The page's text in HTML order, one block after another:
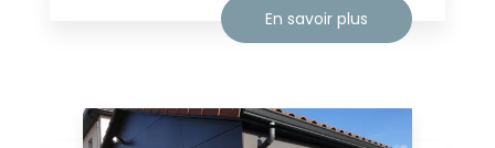
En savoir plus